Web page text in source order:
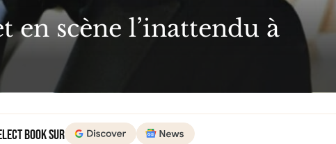
en scène l’inattendu à
Book sur